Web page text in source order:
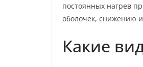
постоянных нагрев
оболочек, снижению
Какие